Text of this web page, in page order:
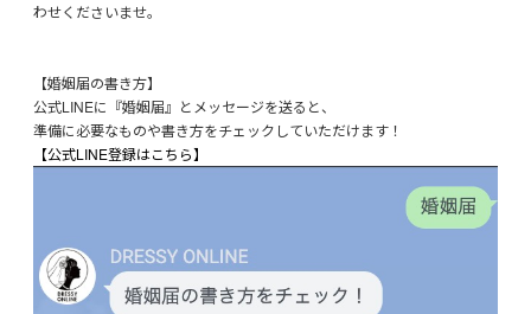
わせくださいませ。
【婚姻届の書き方】
公式LINEに『婚姻届』とメッセージを送ると、
準備に必要なものや書き方をチェックしていただけます！
【公式LINE登録はこちら】